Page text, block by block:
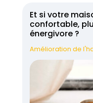
Et si votre
confortable,
énergivore ?
Amélioration de